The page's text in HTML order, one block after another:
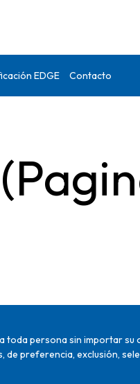
EDGE Contacto
persona sin importar
preferencia, exclusión,